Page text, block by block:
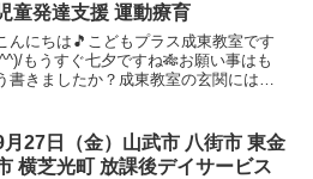
童発達支援 運動療育
んにちは🎵こどもプラス成東教室です
もうすぐ七夕ですね🎋お願い事はも
書きましたか？成東教室の玄関には、
今日の活動を紹介します！午前中は
パイナポー体操」、...
月27日（金）山武市 八街市 東金
横芝光町 放課後デイサービス